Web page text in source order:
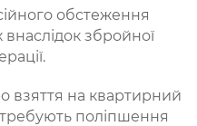
обстеження
збройної
взяття на квартирний
поліпшення